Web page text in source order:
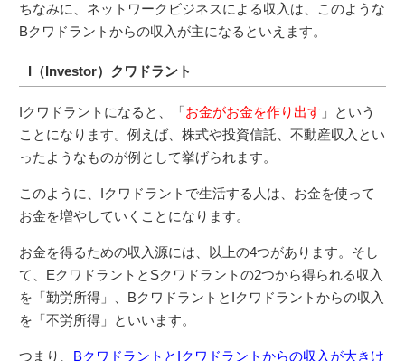
ちなみに、ネットワークビジネスによる収入は、このような
Bクワドラントからの収入が主になるといえます。
I（Investor）クワドラント
Iクワドラントになると、「お金がお金を作り出す 」という
ことになります。例えば、株式や投資信託、不動産収入とい
ったようなものが例として挙げられます。
このように、Iクワドラントで生活する人は、お金を使って
お金を増やしていくことになります。
お金を得るための収入源には、以上の4つがあります。そし
て、EクワドラントとSクワドラントの2つから得られる収入
を「勤労所得」、BクワドラントとIクワドラントからの収入
を「不労所得」といいます。
つまり、 BクワドラントとIクワドラントからの収入が大きけ